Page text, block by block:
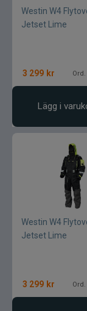
Westin W4
Jetset Lime
3 299 kr
Lägg i
Westin W4
Jetset Lime
3 299 kr